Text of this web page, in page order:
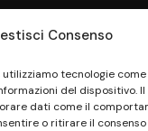
Consenso
tecnologie
del dispositivo.
dati come il
o ritirare il